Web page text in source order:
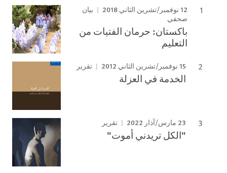
12 نوفمبر/تشرين الثاني 2018
بيان
صحفي
باكستان: حرمان الفتيات من
التعليم
15 نوفمبر/تشرين الثاني 2012 تقرير
الخدمة في العزلة
23 مارس/آذار 2022 تقرير
"الكل تريدني أموت"